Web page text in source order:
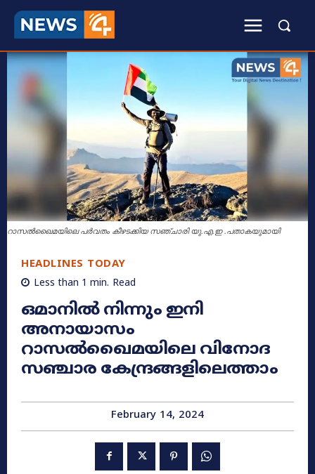
റാസൽഖൈമയിലെ പർവതം കീഴടക്കിയ സഞ്ചാരി യു.എ.ഇ .പതാകയുമായി
HEADLINES TODAY
Less than 1 min. Read
ഒമാനിൽ നിന്നും ഇനി
അനായാസം
റാസൽഖൈമയിലെ വിനോദ
സഞ്ചാര കേന്ദ്രങ്ങളിലെത്താം
February 14, 2024